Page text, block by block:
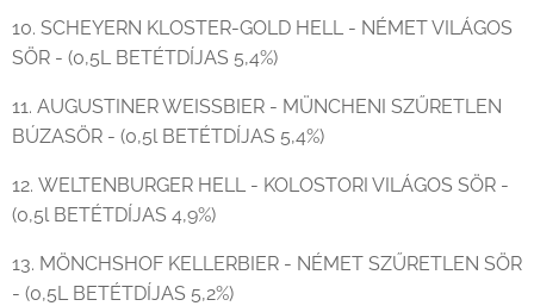
10. SCHEYERN KLOSTER-GOLD HELL - NÉMET VILÁGOS
SÖR - (0,5L BETÉTDÍJAS 5,4%)
11. AUGUSTINER WEISSBIER - MÜNCHENI SZŰRETLEN
BÚZASÖR - (0,5l BETÉTDÍJAS 5,4%)
12. WELTENBURGER HELL - KOLOSTORI VILÁGOS SÖR -
(0,5l BETÉTDÍJAS 4,9%)
13. MÖNCHSHOF KELLERBIER - NÉMET SZŰRETLEN SÖR
- (0,5L BETÉTDÍJAS 5,2%)